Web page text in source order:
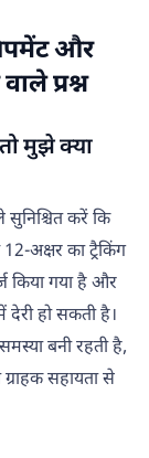
और
प्रश्न
मुझे क्या
करें कि
अक्षर का ट्रैकिंग
किया गया है और
देरी हो सकती है।
बनी रहती है,
सहायता से